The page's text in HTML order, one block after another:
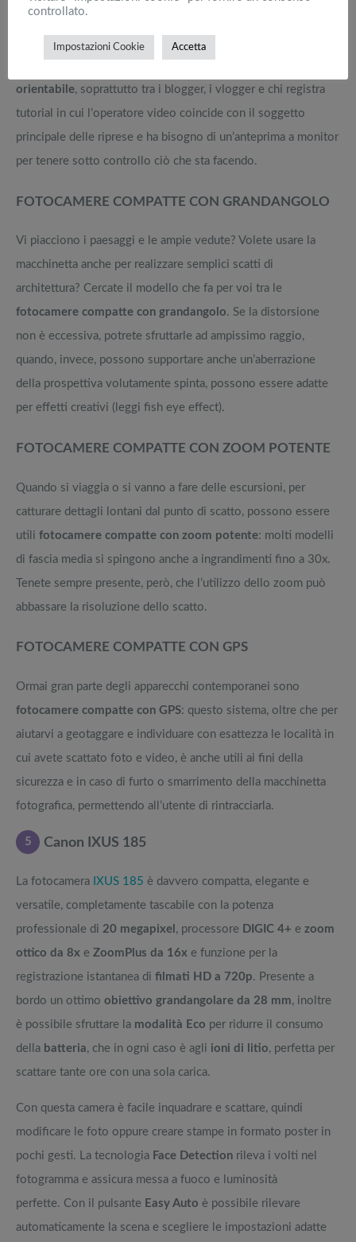
Non tutte sono
orientabile: c’è chi non lo ritiene un plus utile e chi, invece,
orientabile, soprattutto tra i blogger, i vlogger e chi registra
tutorial in cui l’operatore video coincide con il soggetto
principale delle riprese e ha bisogno di un’anteprima a monitor
per tenere sotto controllo ciò che sta facendo.
FOTOCAMERE COMPATTE CON GRANDANGOLO
Vi piacciono i paesaggi e le ampie vedute? Volete usare la
macchinetta anche per realizzare semplici scatti di
architettura? Cercate il modello che fa per voi tra le
fotocamere compatte con grandangolo. Se la distorsione
non è eccessiva, potrete sfruttarle ad ampissimo raggio,
quando, invece, possono supportare anche un’aberrazione
della prospettiva volutamente spinta, possono essere adatte
per effetti creativi (leggi fish eye effect).
FOTOCAMERE COMPATTE CON ZOOM POTENTE
Quando si viaggia o si vanno a fare delle escursioni, per
catturare dettagli lontani dal punto di scatto, possono essere
utili fotocamere compatte con zoom potente: molti modelli
di fascia media si spingono anche a ingrandimenti fino a 30x.
Tenete sempre presente, però, che l’utilizzo dello zoom può
abbassare la risoluzione dello scatto.
FOTOCAMERE COMPATTE CON GPS
Ormai gran parte degli apparecchi contemporanei sono
fotocamere compatte con GPS: questo sistema, oltre che per
aiutarvi a geotaggare e individuare con esattezza le località in
cui avete scattato foto e video, è anche utili ai fini della
sicurezza e in caso di furto o smarrimento della macchinetta
fotografica, permettendo all’utente di rintracciarla.
5 Canon IXUS 185
La fotocamera IXUS 185 è davvero compatta, elegante e
versatile, completamente tascabile con la potenza
professionale di 20 megapixel , processore DIGIC 4+ e zoom
ottico da 8x e ZoomPlus da 16x e funzione per la
registrazione istantanea di filmati HD a 720p. Presente a
bordo un ottimo obiettivo grandangolare da 28 mm, inoltre
è possibile sfruttare la modalità Eco per ridurre il consumo
della batteria, che in ogni caso è agli ioni di litio, perfetta per
scattare tante ore con una sola carica.
Con questa camera è facile inquadrare e scattare, quindi
modificare le foto oppure creare stampe in formato poster in
pochi gesti. La tecnologia Face Detection rileva i volti nel
fotogramma e assicura messa a fuoco e luminosità
perfette. Con il pulsante Easy Auto è possibile rilevare
automaticamente la scena e scegliere le impostazioni adatte
controllato.
Impostazioni Cookie Accetta